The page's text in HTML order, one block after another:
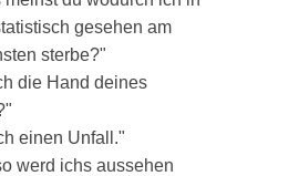
gesehen am
sterbe?"
die Hand deines
einen Unfall."
werd ichs aussehen